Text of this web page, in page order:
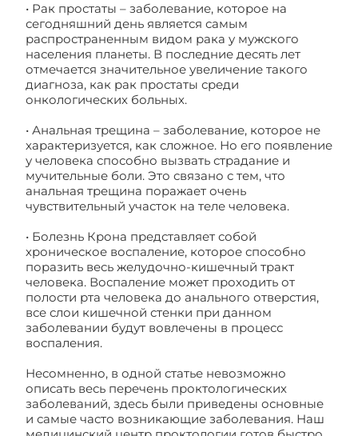
• Рак простаты – заболевание, которое на
сегодняшний день является самым
распространенным видом рака у мужского
населения планеты. В последние десять лет
отмечается значительное увеличение такого
диагноза, как рак простаты среди
онкологических больных.
• Анальная трещина – заболевание, которое не
характеризуется, как сложное. Но его появление
у человека способно вызвать страдание и
мучительные боли. Это связано с тем, что
анальная трещина поражает очень
чувствительный участок на теле человека.
• Болезнь Крона представляет собой
хроническое воспаление, которое способно
поразить весь желудочно-кишечный тракт
человека. Воспаление может проходить от
полости рта человека до анального отверстия,
все слои кишечной стенки при данном
заболевании будут вовлечены в процесс
воспаления.
Несомненно, в одной статье невозможно
описать весь перечень проктологических
заболеваний, здесь были приведены основные
и самые часто возникающие заболевания. Наш